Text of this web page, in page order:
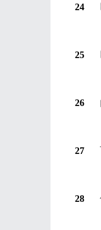
24
25
26
27
28